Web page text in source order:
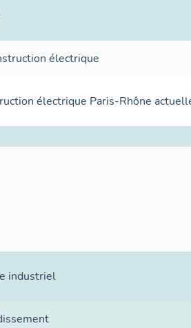
électrique
électrique Paris-Rhône
industriel